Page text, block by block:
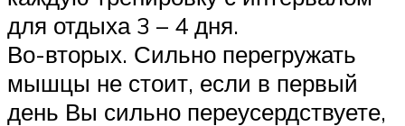
для отдыха 3 – 4 дня.
Во-вторых. Сильно перегружать
мышцы не стоит, если в первый
день Вы сильно переусердствуете,